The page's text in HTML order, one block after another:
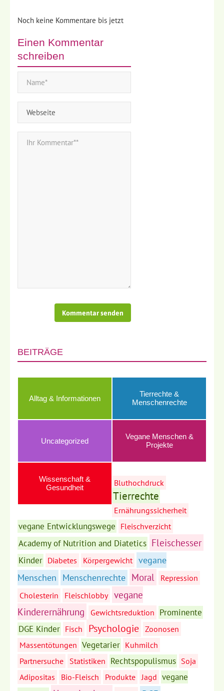
Noch keine Kommentare bis jetzt
Einen Kommentar
schreiben
BEITRÄGE
Alltag & Informationen
Tierrechte &
Menschenrechte
Uncategorized
Vegane Menschen &
Projekte
Wissenschaft &
Gesundheit
Bluthochdruck
Tierrechte
Ernährungssicherheit
vegane Entwicklungswege Fleischverzicht
Academy of Nutrition and Diatetics Fleischesser
Kinder Diabetes Körpergewicht vegane
Menschen
Menschenrechte Moral
Repression
Cholesterin
Fleischlobby vegane
Kinderernährung
Gewichtsreduktion Prominente
DGE Kinder Fisch Psychologie Zoonosen
Massentötungen Vegetarier Kuhmilch
Partnersuche
Statistiken Rechtspopulismus Soja
Adipositas
Bio-Fleisch Produkte Jagd vegane